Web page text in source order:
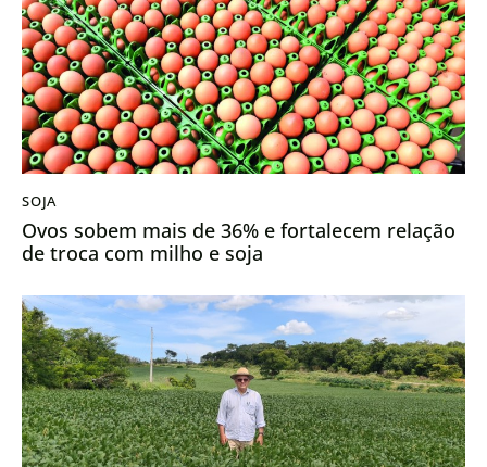
SOJA
Ovos sobem mais de 36% e fortalecem relação
de troca com milho e soja